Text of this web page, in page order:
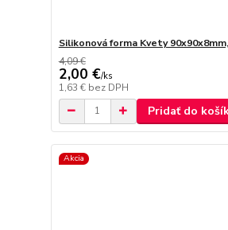
Silikonová forma Kvety
4,09 €
2,00 €/ks
1,63 € bez DPH
Pridať do
Akcia